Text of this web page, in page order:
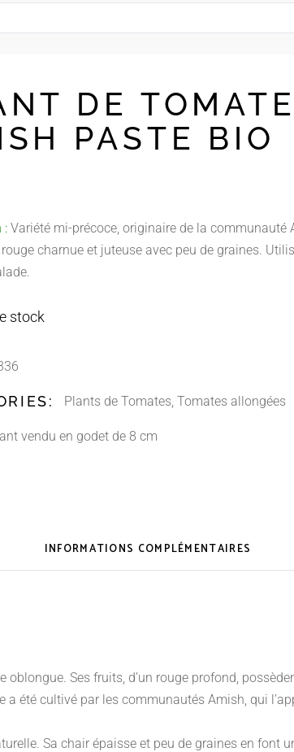
DE TOMATE
PASTE BIO
: Variété mi-précoce, originaire de la communauté
rouge charnue et juteuse avec peu de graines.
stock
Plants de Tomates, Tomates allongées
vendu en godet de 8 cm
INFORMATIONS COMPLÉMENTAIRES
Ses fruits, d’un rouge profond,
a été cultivé par les communautés Amish, qui
Sa chair épaisse et peu de graines en font